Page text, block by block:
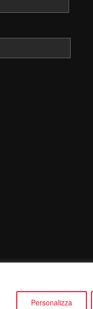
Personalizza